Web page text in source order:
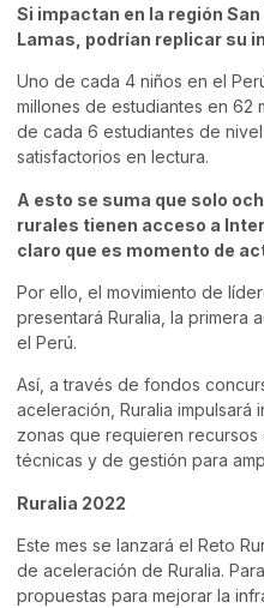
Si impactan en la región
Lamas, podrían replicar su
Uno de cada 4 niños en el
millones de estudiantes en 62
de cada 6 estudiantes de
satisfactorios en lectura.
A esto se suma que solo
rurales tienen acceso a
claro que es momento de
Por ello, el movimiento de
presentará Ruralia, la primera
el Perú.
Así, a través de fondos
aceleración, Ruralia
zonas que requieren
técnicas y de gestión para
Ruralia 2022
Este mes se lanzará el Reto
de aceleración de Ruralia.
propuestas para mejorar la